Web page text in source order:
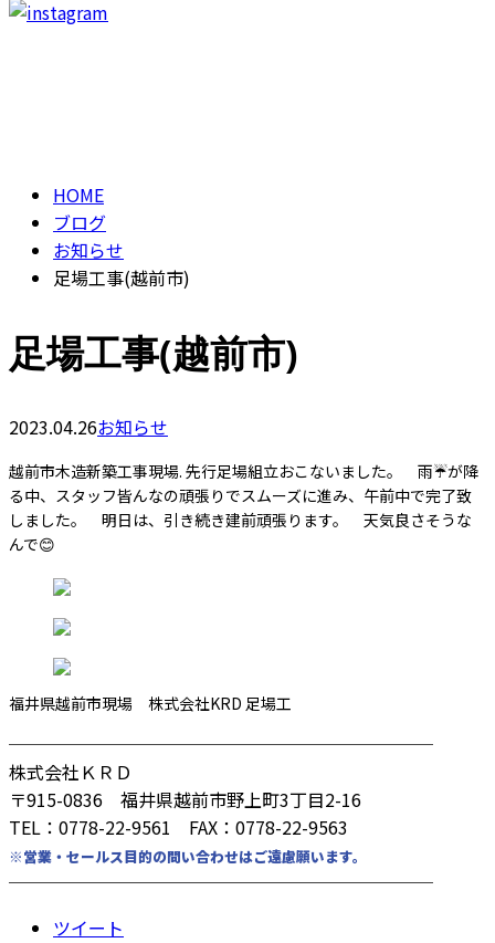
HOME
ブログ
お知らせ
足場工事(越前市)
足場工事(越前市)
2023.04.26お知らせ
越前市木造新築工事現場. 先行足場組立おこないました。 雨☔️が降
る中、スタッフ皆んなの頑張りでスムーズに進み、午前中で完了致
しました。 明日は、引き続き建前頑張ります。 天気良さそうな
んで😊
福井県越前市現場 株式会社KRD 足場工
────────────────────────
株式会社ＫＲＤ
〒915-0836 福井県越前市野上町3丁目2-16
TEL：0778-22-9561 FAX：0778-22-9563
※営業・セールス目的の問い合わせはご遠慮願います。
────────────────────────
ツイート